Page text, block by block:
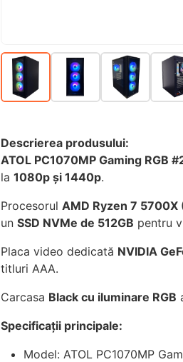
Descrierea produsului:
ATOL PC1070MP Gaming RGB
la 1080p și 1440p.
Procesorul AMD Ryzen 7
un SSD NVMe de 512GB pentru
Placa video dedicată NVIDIA
titluri AAA.
Carcasa Black cu iluminare RGB
Specificații principale:
Model: ATOL PC1070MP